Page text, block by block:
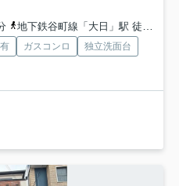
地下鉄谷町線「大日」駅 徒歩31分
ガスコンロ
独立洗面台